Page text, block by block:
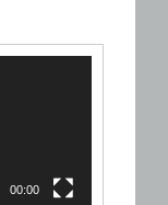
00:00